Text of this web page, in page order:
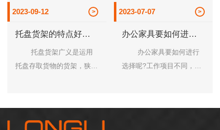
2023-09-12
托盘货架的特点好处
及使用范围
托盘存取货物的货架，狭义
架。托盘货架运用比较普
遍。 托盘货架虽然没
2023-07-07
办公家具要如何进行
选择呢?工作项目不同，同
分明。 那么自然需要